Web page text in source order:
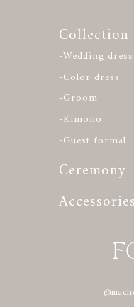
Collection
-Wedding dress
-Color dress
-Groom
-Kimono
-Guest formal
Ceremony
Accessories